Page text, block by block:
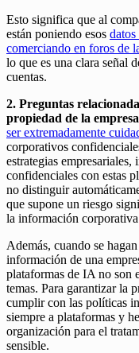
Esto significa que al
están poniendo esos datos
comerciando en foros de
lo que es una clara señal
cuentas.
2. Preguntas
propiedad de la
ser extremadamente
corporativos
estrategias
confidenciales con estas
no distinguir
que supone un riesgo
la información
Además, cuando se
información de una
plataformas de IA no son
temas. Para garantizar la
cumplir con las políticas
siempre a plataformas y
organización para el
sensible.